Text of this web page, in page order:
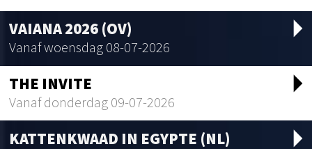
VAIANA 2026 (OV)
Vanaf woensdag 08-07-2026
THE INVITE
Vanaf donderdag 09-07-2026
KATTENKWAAD IN EGYPTE (NL)